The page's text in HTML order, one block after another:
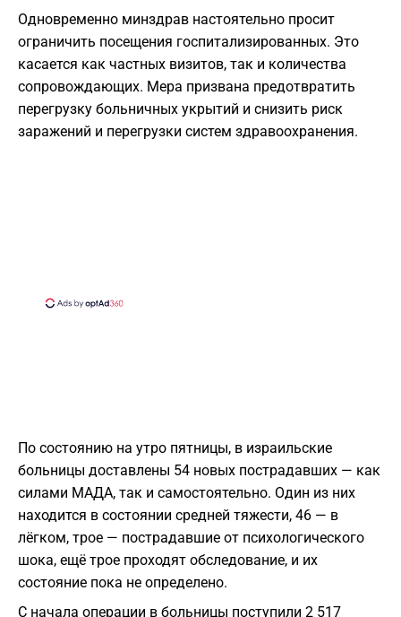
Одновременно минздрав настоятельно просит
ограничить посещения госпитализированных. Это
касается как частных визитов, так и количества
сопровождающих. Мера призвана предотвратить
перегрузку больничных укрытий и снизить риск
заражений и перегрузки систем здравоохранения.
По состоянию на утро пятницы, в израильские
больницы доставлены 54 новых пострадавших — как
силами МАДА, так и самостоятельно. Один из них
находится в состоянии средней тяжести, 46 — в
лёгком, трое — пострадавшие от психологического
шока, ещё трое проходят обследование, и их
состояние пока не определено.
С начала операции в больницы поступили 2 517